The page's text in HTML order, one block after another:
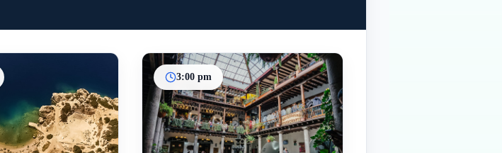
InicioParadas intermedias
Final
3:00 pm